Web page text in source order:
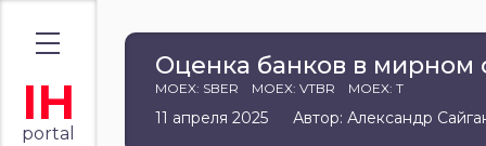
IH
portal
Оценка банков в мирном
MOEX: SBER MOEX: VTBR MOEX: T
11 апреля 2025 Автор: Александр